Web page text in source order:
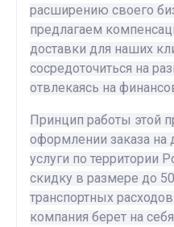
расширению своего
предлагаем
доставки для наших
сосредоточиться на
отвлекаясь на
Принцип работы этой
оформлении заказа на
услуги по территории
скидку в размере до
транспортных
компания берет на